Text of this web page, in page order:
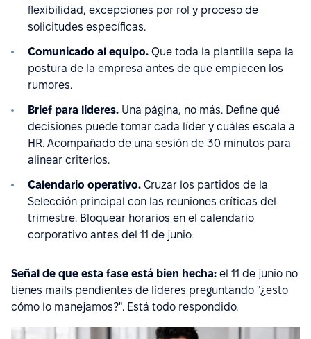
flexibilidad, excepciones por rol y proceso de
solicitudes específicas.
Comunicado al equipo. Que toda la plantilla sepa la
postura de la empresa antes de que empiecen los
rumores.
Brief para líderes. Una página, no más. Define qué
decisiones puede tomar cada líder y cuáles escala a
HR. Acompañado de una sesión de 30 minutos para
alinear criterios.
Calendario operativo. Cruzar los partidos de la
Selección principal con las reuniones críticas del
trimestre. Bloquear horarios en el calendario
corporativo antes del 11 de junio.
Señal de que esta fase está bien hecha: el 11 de junio no
tienes mails pendientes de líderes preguntando "¿esto
cómo lo manejamos?". Está todo respondido.